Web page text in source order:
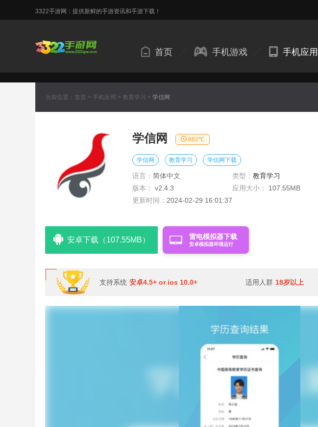
3322手游网：提供新鲜的手游资讯和手游下载！
首页 手机游戏 手机应用
当前位置： 首页 > 手机应用 > 教育学习 > 学信网
学信网 882℃
学信网 教育学习 学信网下载
语言： 简体中文 类型： 教育学习
版本：
v2.4.3 应用大小：
107.55MB
更新时间： 2024-02-29 16:01:37
安卓下载（107.55MB） 雷电模拟器下载
安卓模拟器环境运行
支持系统 安卓4.5+ or ios 10.0+ 适用人群 18岁以上